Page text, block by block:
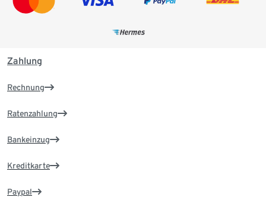
Zahlung
Rechnung
Ratenzahlung
Bankeinzug
Kreditkarte
Paypal